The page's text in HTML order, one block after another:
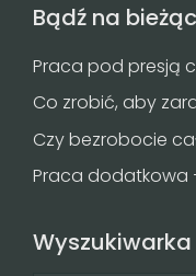
Bądź na
Praca pod presją
Co zrobić, aby
Czy bezrobocie
Praca dodatkowa
Wyszukiwarka